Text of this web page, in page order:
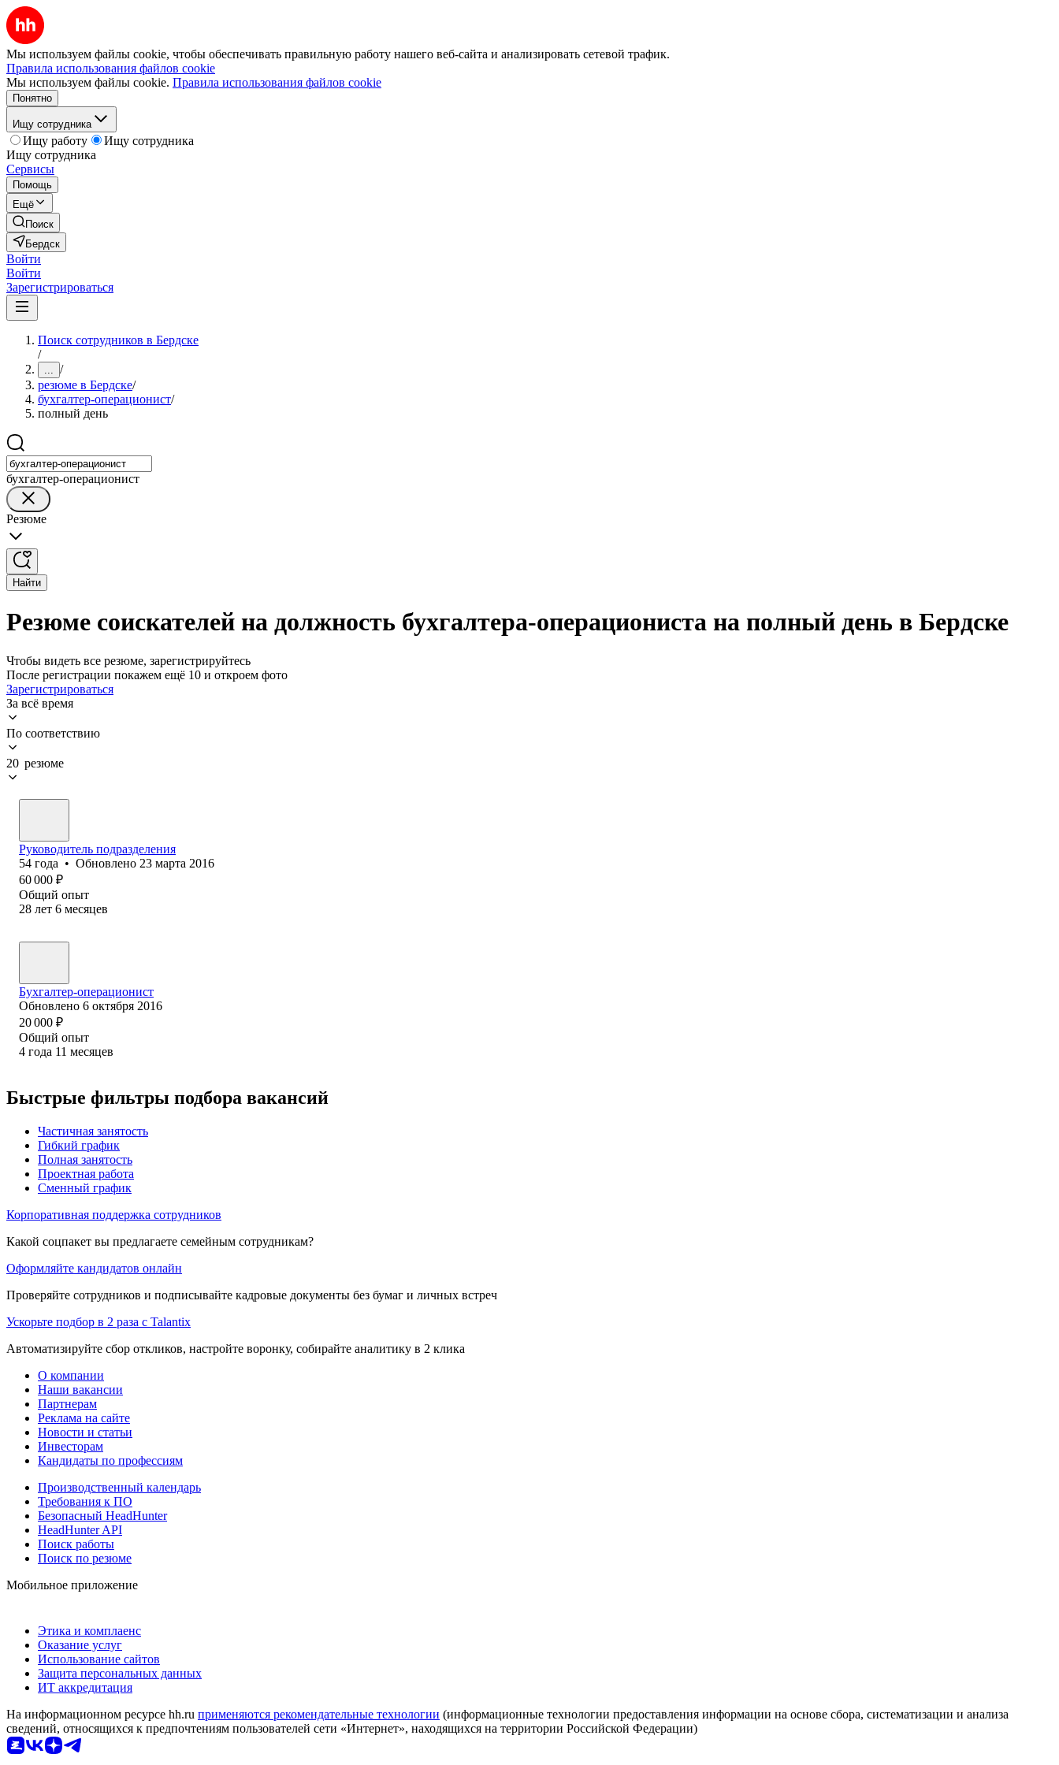
Мы используем файлы cookie, чтобы обеспечивать правильную работу нашего веб-сайта и анализировать сетевой трафик.
Правила использования файлов cookie
Мы используем файлы cookie. Правила использования файлов cookie
Понятно
Ищу сотрудника
Ищу работу
Ищу сотрудника
Ищу сотрудника
Сервисы
Помощь
Ещё
Поиск
Бердск
Войти
Войти
Зарегистрироваться
Поиск сотрудников в Бердске
/
... /
резюме в Бердске/
бухгалтер-операционист/
полный день
бухгалтер-операционист
Резюме
Найти
Резюме соискателей на должность бухгалтера-операциониста на полный день в Бердске
Чтобы видеть все резюме, зарегистрируйтесь
После регистрации покажем ещё 10 и откроем фото
Зарегистрироваться
За всё время
По соответствию
20 резюме
Руководитель подразделения
54 года • Обновлено 23 марта 2016
60 000 ₽
Общий опыт
28 лет 6 месяцев
Бухгалтер-операционист
Обновлено 6 октября 2016
20 000 ₽
Общий опыт
4 года 11 месяцев
Быстрые фильтры подбора вакансий
Частичная занятость
Гибкий график
Полная занятость
Проектная работа
Сменный график
Корпоративная поддержка сотрудников
Какой соцпакет вы предлагаете семейным сотрудникам?
Оформляйте кандидатов онлайн
Проверяйте сотрудников и подписывайте кадровые документы без бумаг и личных встреч
Ускорьте подбор в 2 раза с Talantix
Автоматизируйте сбор откликов, настройте воронку, собирайте аналитику в 2 клика
О компании
Наши вакансии
Партнерам
Реклама на сайте
Новости и статьи
Инвесторам
Кандидаты по профессиям
Производственный календарь
Требования к ПО
Безопасный HeadHunter
HeadHunter API
Поиск работы
Поиск по резюме
Мобильное приложение
Этика и комплаенс
Оказание услуг
Использование сайтов
Защита персональных данных
ИТ аккредитация
На информационном ресурсе hh.ru применяются рекомендательные технологии (информационные технологии предоставления информации на основе сбора, систематизации и анализа
сведений, относящихся к предпочтениям пользователей сети «Интернет», находящихся на территории Российской Федерации)